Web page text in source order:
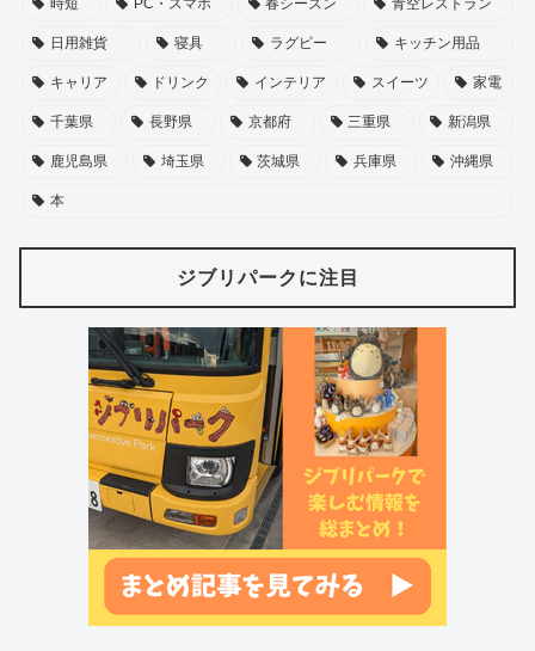
時短 PC・スマホ 春シーズン 青空レストラン
日用雑貨 寝具 ラグビー キッチン用品
キャリア ドリンク インテリア スイーツ 家電
千葉県 長野県 京都府 三重県 新潟県
鹿児島県 埼玉県 茨城県 兵庫県 沖縄県
本
ジブリパークに注目